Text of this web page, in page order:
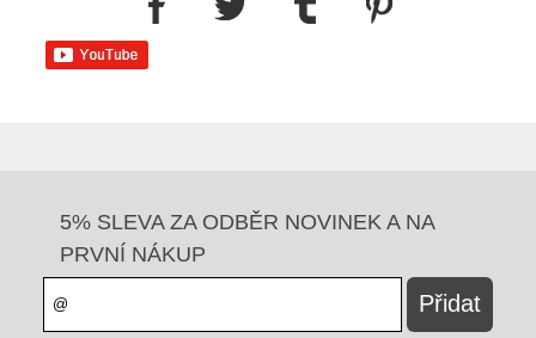
5% SLEVA ZA ODBĚR NOVINEK A NA
PRVNÍ NÁKUP